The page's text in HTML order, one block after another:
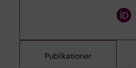
Publikationer